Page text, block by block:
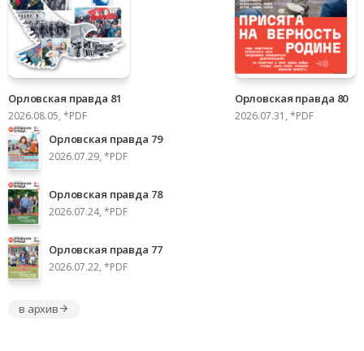
Орловская правда 81
2026.08.05, *PDF
Орловская правда 80
2026.07.31, *PDF
Орловская правда 79
2026.07.29, *PDF
Орловская правда 78
2026.07.24, *PDF
Орловская правда 77
2026.07.22, *PDF
в архив